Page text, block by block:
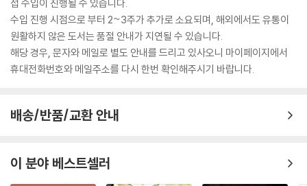
접 수입이 진행될 수 있습니다.
수입 진행 시점으로 부터 2~3주가 추가로 소요되며, 해외에서도 유통이
원활하지 않은 도서는 품절 안내가 지연될 수 있습니다.
해당 경우, 문자와 메일로 별도 안내를 드리고 있사오니 마이페이지에서
휴대전화번호와 메일주소를 다시 한번 확인해주시기 바랍니다.
배송/반품/교환 안내
이 분야 베스트셀러